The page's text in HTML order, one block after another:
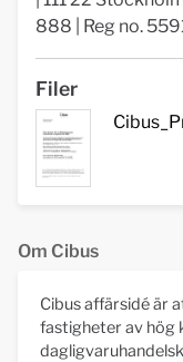
888 | Reg no.
Filer
Om Cibus
Cibus affärsidé är
fastigheter av hög